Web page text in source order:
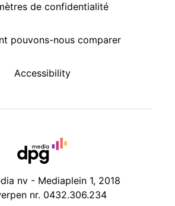
de confidentialité
pouvons-nous comparer
Accessibility
nv - Mediaplein 1, 2018
nr. 0432.306.234